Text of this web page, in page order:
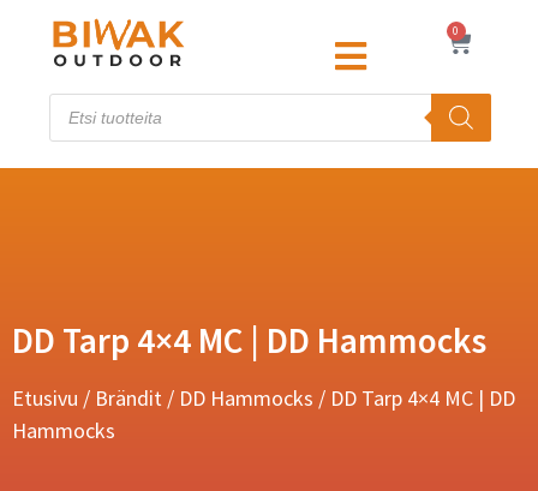
0
DD Tarp 4×4 MC | DD Hammocks
Etusivu / Brändit / DD Hammocks / DD Tarp 4×4 MC | DD
Hammocks